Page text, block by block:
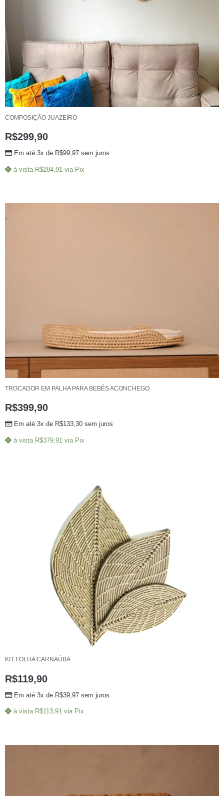
COMPOSIÇÃO JUAZEIRO
R$299,90
Em até 3x de R$99,97 sem juros
à vista R$284,91 via Pix
TROCADOR EM PALHA PARA BEBÊS ACONCHEGO
R$399,90
Em até 3x de R$133,30 sem juros
à vista R$379,91 via Pix
KIT FOLHA CARNAÚBA
R$119,90
Em até 3x de R$39,97 sem juros
à vista R$113,91 via Pix